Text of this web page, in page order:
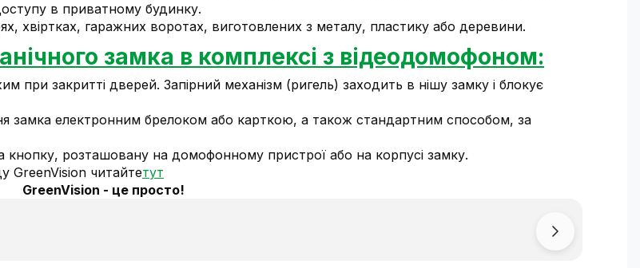
в приватному будинку.
хвіртках, гаражних воротах, виготовлених з металу, пластику або деревини.
замка в комплексі з відеодомофоном:
закритті дверей. Запірний механізм (ригель) заходить в нішу замку і блокує
замка електронним брелоком або карткою, а також стандартним способом, за
розташовану на домофонному пристрої або на корпусі замку.
GreenVision читайтетут
GreenVision - це просто!